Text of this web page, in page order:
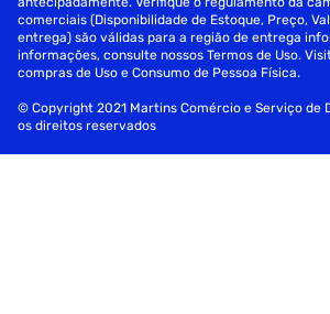
comerciais (Disponibilidade de Estoque, Preço,
entrega) são válidas para a região de entrega
informações, consulte nossos Termos de Uso.
compras de Uso e Consumo de Pessoa Física.
© Copyright 2021 Martins Comércio e Serviço de
os direitos reservados